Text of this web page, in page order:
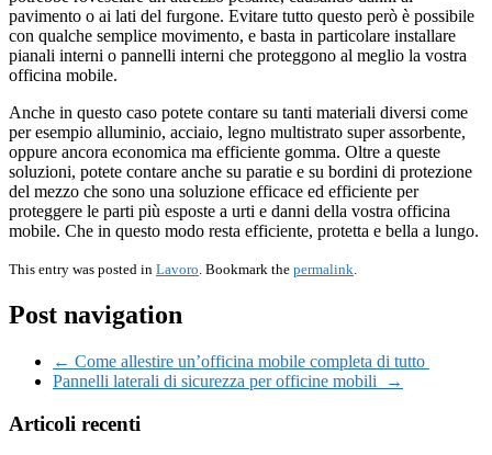
pavimento o ai lati del furgone. Evitare tutto questo però è possibile
con qualche semplice movimento, e basta in particolare installare
pianali interni o pannelli interni che proteggono al meglio la vostra
officina mobile.
Anche in questo caso potete contare su tanti materiali diversi come
per esempio alluminio, acciaio, legno multistrato super assorbente,
oppure ancora economica ma efficiente gomma. Oltre a queste
soluzioni, potete contare anche su paratie e su bordini di protezione
del mezzo che sono una soluzione efficace ed efficiente per
proteggere le parti più esposte a urti e danni della vostra officina
mobile. Che in questo modo resta efficiente, protetta e bella a lungo.
This entry was posted in Lavoro. Bookmark the permalink.
Post navigation
← Come allestire un’officina mobile completa di tutto
Pannelli laterali di sicurezza per officine mobili →
Articoli recenti